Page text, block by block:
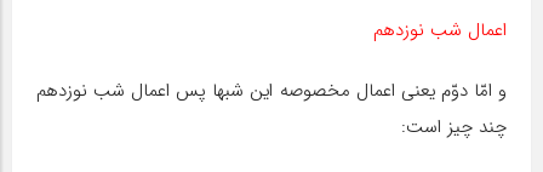
اعمال شب نوزدهم
و امّا دوّم یعنى اعمال مخصوصه این شبها پس اعمال شب نوزدهم
چند چیز است: